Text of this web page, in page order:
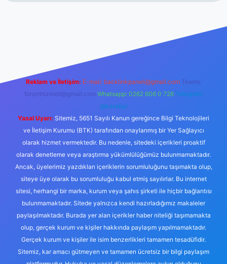
Reklam ve İletişim: E-mail: backlinkpaneli@gmail.com Teams:
forumhizmeti@gmail.com Whatsapp: 0262 606 0 726 Telegram:
@karabul
Yasal Uyarı: Sitemiz, 5651 Sayılı Kanun gereğince Bilgi Teknolojileri
ve İletişim Kurumu (BTK) tarafından onaylanmış bir Yer Sağlayıcı
olarak hizmet vermektedir. Bu nedenle, sitedeki içerikleri proaktif
olarak denetleme veya araştırma yükümlülüğümüz bulunmamaktadır.
Ancak, üyelerimiz yazdıkları içeriklerin sorumluluğunu taşımakta olup,
siteye üye olarak bu sorumluluğu kabul etmiş sayılırlar. Bu internet
sitesi, herhangi bir marka, kurum veya şahıs şirketi ile hiçbir bağlantısı
bulunmamaktadır. Sitede yalnızca kendi hazırladığımız makaleler
paylaşılmaktadır. Burada yer alan içerikler haber niteliği taşımamakta
olup, gerçek kurum ve kişiler hakkında paylaşım yapılmamaktadır.
Gerçek kurum ve kişiler ile isim benzerlikleri tamamen tesadüfidir.
Sitemiz, kar amacı gütmeyen ve tamamen ücretsiz bir bilgi paylaşım